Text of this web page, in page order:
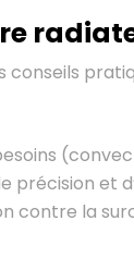
conseils
et
contre la